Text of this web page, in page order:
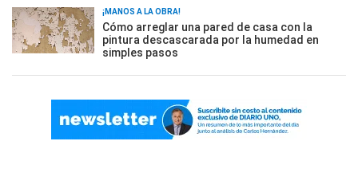
¡MANOS A LA OBRA!
Cómo arreglar una pared de casa con la
pintura descascarada por la humedad en
simples pasos